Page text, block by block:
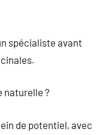
spécialiste avant
naturelle ?
de potentiel, avec